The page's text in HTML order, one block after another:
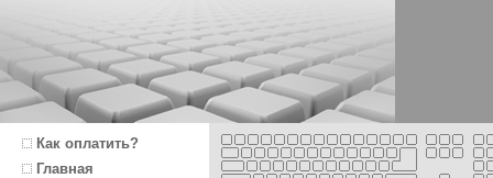
Как оплатить?
Главная